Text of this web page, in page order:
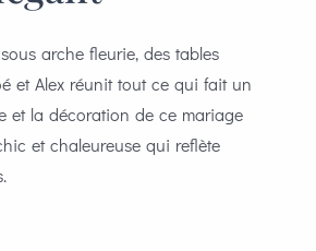
arche fleurie, des tables
et Alex réunit tout ce qui fait un
et la décoration de ce mariage
et chaleureuse qui reflète